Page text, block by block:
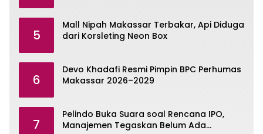
5
Mall Nipah Makassar Terbakar, Api Diduga
dari Korsleting Neon Box
6
Devo Khadafi Resmi Pimpin BPC Perhumas
Makassar 2026–2029
7
Pelindo Buka Suara soal Rencana IPO,
Manajemen Tegaskan Belum Ada